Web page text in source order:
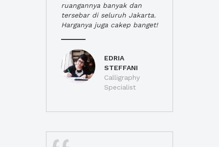
ruangannya banyak dan
tersebar di seluruh Jakarta.
Harganya juga cakep banget!
EDRIA
STEFFANI
Calligraphy
Specialist